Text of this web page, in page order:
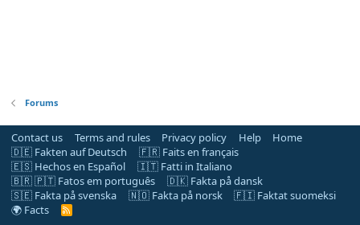
Forums
Contact us Terms and rules Privacy policy Help
Home
🇩🇪 Fakten auf Deutsch
🇫🇷 Faits en français
🇪🇸 Hechos en Español
🇮🇹 Fatti in Italiano
🇧🇷 🇵🇹 Fatos em português
🇩🇰 Fakta på dansk
🇸🇪 Fakta på svenska
🇳🇴 Fakta på norsk
🇫🇮 Faktat suomeksi
🌍 Facts
R